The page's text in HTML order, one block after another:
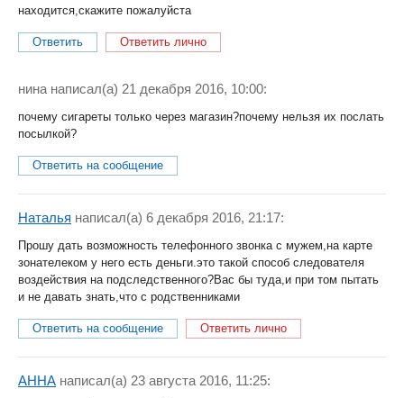
находится,скажите пожалуйста
Ответить Ответить лично
нина написал(a) 21 декабря 2016, 10:00:
почему сигареты только через магазин?почему нельзя их послать
посылкой?
Ответить на сообщение
Наталья написал(a) 6 декабря 2016, 21:17:
Прошу дать возможность телефонного звонка с мужем,на карте
зонателеком у него есть деньги.это такой способ следователя
воздействия на подследственного?Вас бы туда,и при том пытать
и не давать знать,что с родственниками
Ответить на сообщение Ответить лично
АННА написал(a) 23 августа 2016, 11:25: